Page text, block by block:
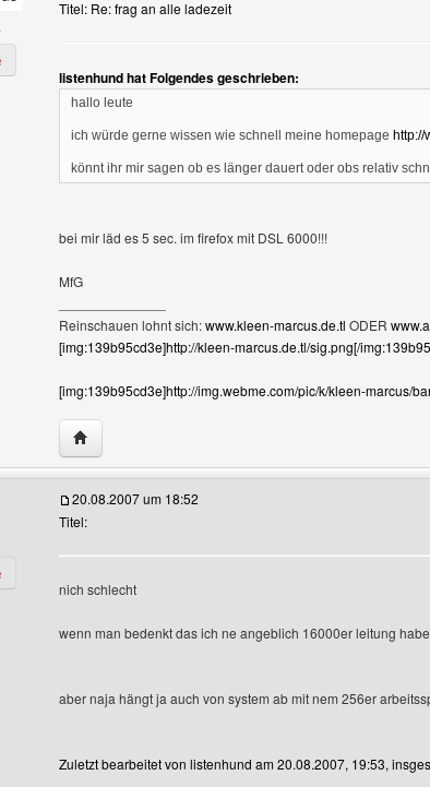
Benutzer-Profile anzeigen
Titel: Re: frag an alle ladezeit
listenhund hat Folgendes geschrieben:
hallo leute
ich würde gerne wissen wie schnell meine homepage http://
könnt ihr mir sagen ob es länger dauert oder obs relativ
bei mir läd es 5 sec. im firefox mit DSL 6000!!!
MfG
Reinschauen lohnt sich:www.kleen-marcus.de.tl ODER
[img:139b95cd3e]http://kleen-marcus.de.tl/sig.png[/
[img:139b95cd3e]http://img.webme.com/pic/k/kleen-marcus/
Website dieses Benutzers besuchen: kleen-marcus
Profile anzeigen
20.08.2007 um 18:52
Titel:
nich schlecht
wenn man bedenkt das ich ne angeblich 16000er leitung
aber naja hängt ja auch von system ab mit nem 256er
Zuletzt bearbeitet von listenhund am 20.08.2007, 19:53,